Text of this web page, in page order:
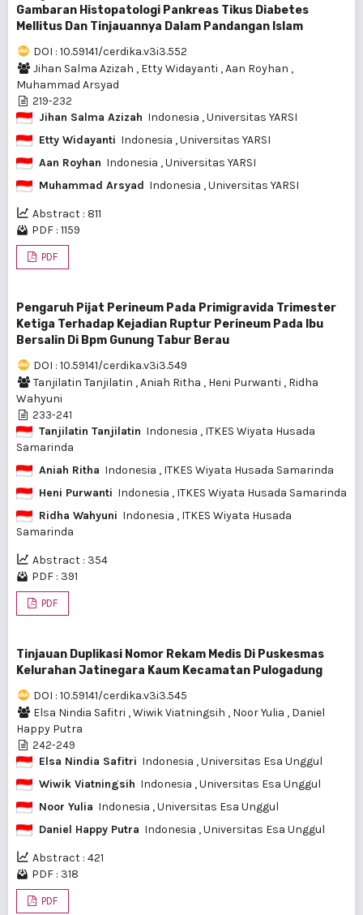
Gambaran Histopatologi Pankreas Tikus Diabetes
Mellitus Dan Tinjauannya Dalam Pandangan Islam
DOI : 10.59141/cerdika.v3i3.552
Jihan Salma Azizah , Etty Widayanti ,Aan Royhan ,
Muhammad Arsyad
219-232
Jihan Salma Azizah Indonesia , Universitas YARSI
Etty Widayanti Indonesia , Universitas YARSI
Aan Royhan Indonesia , Universitas YARSI
Muhammad Arsyad Indonesia , Universitas YARSI
Abstract : 811
PDF : 1159
PDF
Pengaruh Pijat Perineum Pada Primigravida Trimester
Ketiga Terhadap Kejadian Ruptur Perineum Pada Ibu
Bersalin Di Bpm Gunung Tabur Berau
DOI : 10.59141/cerdika.v3i3.549
Tanjilatin Tanjilatin ,Aniah Ritha , Heni Purwanti , Ridha
Wahyuni
233-241
Tanjilatin Tanjilatin Indonesia , ITKES Wiyata Husada
Samarinda
Aniah Ritha Indonesia , ITKES Wiyata Husada Samarinda
Heni Purwanti Indonesia , ITKES Wiyata Husada Samarinda
Ridha Wahyuni Indonesia , ITKES Wiyata Husada
Samarinda
Abstract : 354
PDF : 391
PDF
Tinjauan Duplikasi Nomor Rekam Medis Di Puskesmas
Kelurahan Jatinegara Kaum Kecamatan Pulogadung
DOI : 10.59141/cerdika.v3i3.545
Elsa Nindia Safitri ,Wiwik Viatningsih , Noor Yulia , Daniel
Happy Putra
242-249
Elsa Nindia Safitri Indonesia , Universitas Esa Unggul
Wiwik Viatningsih Indonesia , Universitas Esa Unggul
Noor Yulia Indonesia , Universitas Esa Unggul
Daniel Happy Putra Indonesia , Universitas Esa Unggul
Abstract : 421
PDF : 318
PDF